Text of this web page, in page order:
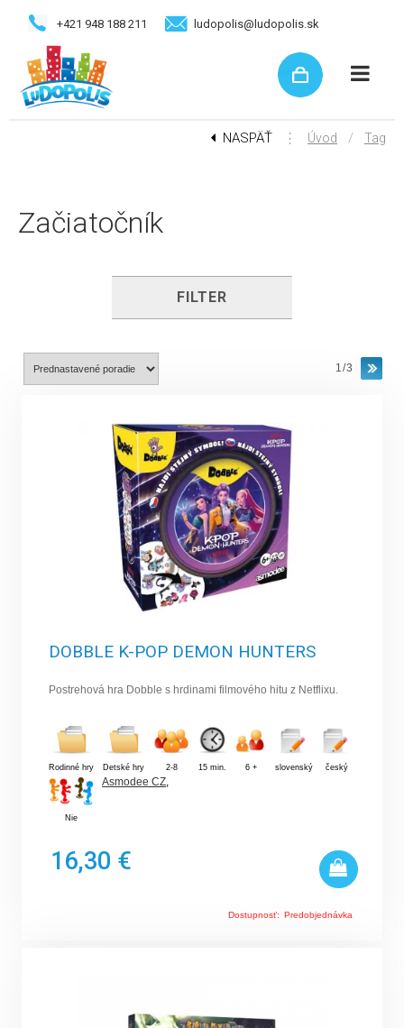
+421 948 188 211 ludopolis@ludopolis.sk
NASPÄŤ ⋮ Úvod / Tag
Začiatočník
FILTER
1/3
DOBBLE K-POP DEMON HUNTERS
Postrehová hra Dobble s hrdinami filmového hitu z Netflixu.
Rodinné hry Detské hry 2-8 15 min. 6 + slovenský český
Nie
Asmodee CZ,
16,30 €
Dostupnosť: Predobjednávka